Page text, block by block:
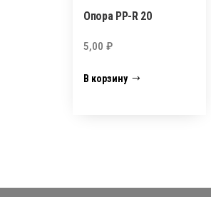
Опора PP-R 20
5,00 ₽
В корзину